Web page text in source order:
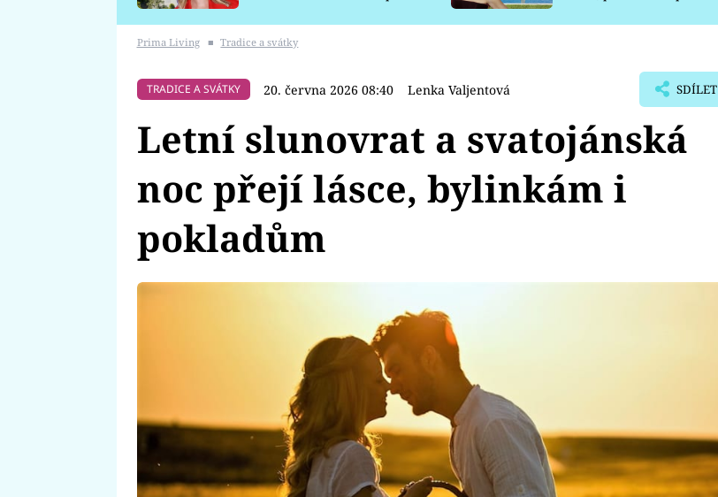
Prima Living ■ Tradice a svátky
TRADICE A SVÁTKY 20. června 2026 08:40 Lenka Valjentová SDÍLET
Letní slunovrat a svatojánská
noc přejí lásce, bylinkám i
pokladům